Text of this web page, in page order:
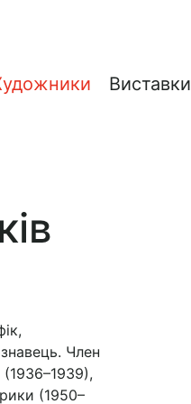
Виставки
Член
(1936–1939),
(1950–